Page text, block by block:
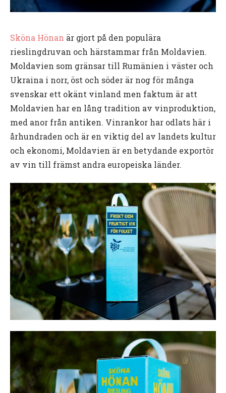
Sköna Hönan är gjort på den populära
rieslingdruvan och härstammar från Moldavien.
Moldavien som gränsar till Rumänien i väster och
Ukraina i norr, öst och söder är nog för många
svenskar ett okänt vinland men faktum är att
Moldavien har en lång tradition av vinproduktion,
med anor från antiken. Vinrankor har odlats här i
århundraden och är en viktig del av landets kultur
och ekonomi, Moldavien är en betydande exportör
av vin till främst andra europeiska länder.